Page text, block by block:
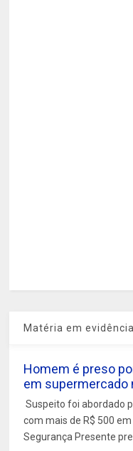
Matéria em evidência
Homem é preso
em supermercado
Suspeito foi abordado
com mais de R$ 500
Segurança Presente